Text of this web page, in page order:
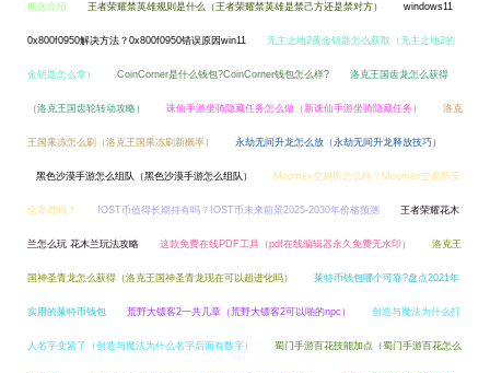
概念介绍 王者荣耀禁英雄规则是什么（王者荣耀禁英雄是禁己方还是禁对方） windows11
0x800f0950解决方法？0x800f0950错误原因win11 无主之地2黄金钥匙怎么获取（无主之地2的
金钥匙怎么拿） CoinCorner是什么钱包?CoinCorner钱包怎么样? 洛克王国齿龙怎么获得
（洛克王国齿轮转动攻略） 诛仙手游坐骑隐藏任务怎么做（新诛仙手游坐骑隐藏任务） 洛克
王国果冻怎么刷（洛克王国果冻刷新概率） 永劫无间升龙怎么放（永劫无间升龙释放技巧）
黑色沙漠手游怎么组队（黑色沙漠手游怎么组队） Moomex交易所怎么样？Moomex交易所安
全靠谱吗？ IOST币值得长期持有吗？IOST币未来前景2025-2030年价格预测 王者荣耀花木
兰怎么玩 花木兰玩法攻略 这款免费在线PDF工具（pdf在线编辑器永久免费无水印） 洛克王
国神圣青龙怎么获得（洛克王国神圣青龙现在可以超进化吗） 莱特币钱包哪个可靠?盘点2021年
实用的莱特币钱包 荒野大镖客2一共几章（荒野大镖客2可以啪的npc） 创造与魔法为什么打
人名字变紫了（创造与魔法为什么名字后面有数字） 蜀门手游百花技能加点（蜀门手游百花怎么